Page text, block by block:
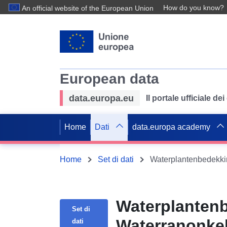
An official website of the European Union How do you know?
European data
data.europa.eu Il portale ufficiale
Home Dati data.europa academy
Home Set di dati
Set di
dati